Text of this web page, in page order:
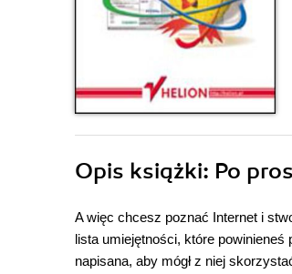
Opis książki: Po
A więc chcesz poznać Internet i
lista umiejętności, które
napisana, aby mógł z niej